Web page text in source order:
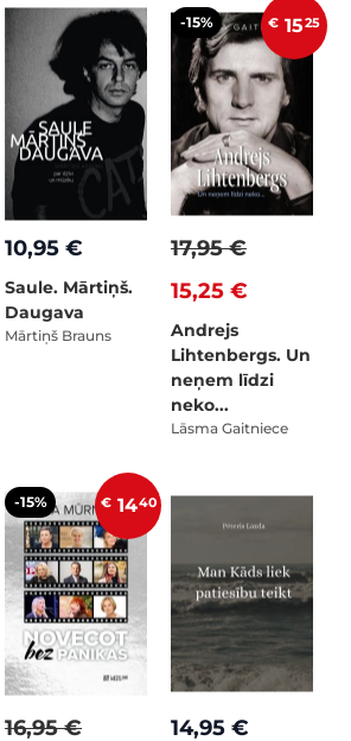
10,95 €
Saule. Mārtiņš.
Daugava
Mārtiņš Brauns
-15% € 1525
15,25 €
17,95 €
Andrejs
Lihtenbergs. Un
neņem līdzi
neko...
Lāsma Gaitniece
-15% € 1440
16,95 € 14,95 €